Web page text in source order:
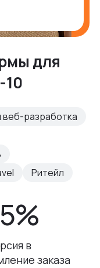
для
10
веб-разработка
Ритейл
в
заказа